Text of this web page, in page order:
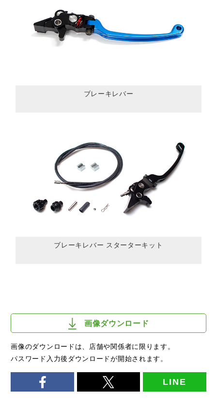
ブレーキレバー
ブレーキレバー スターターキット
画像ダウンロード
画像のダウンロードは、店舗や関係者に限ります。
パスワード入力後ダウンロードが開始されます。
LINE